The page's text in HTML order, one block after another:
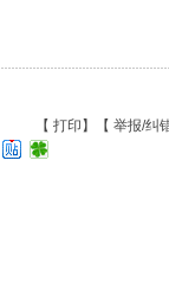
【 打印 】【 举报/纠